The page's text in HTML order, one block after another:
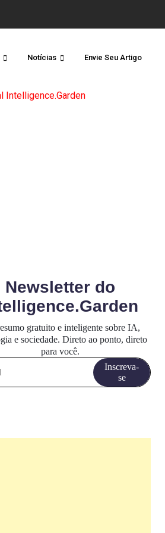
Notícias Envie Seu Artigo